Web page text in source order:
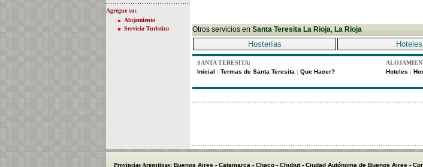
Agregue su:
Alojamiento
Servicio Turístico
Otros servicios en Santa Teresita La Rioja, La Rioja
Hosterías Hoteles
SANTA TERESITA:
Inicial
Termas de Santa Teresita Que Hacer?
Hoteles
Provincias Argentinas: Buenos Aires - Catamarca - Chaco - Chubut- Ciudad Autónoma de Buenos Aires -